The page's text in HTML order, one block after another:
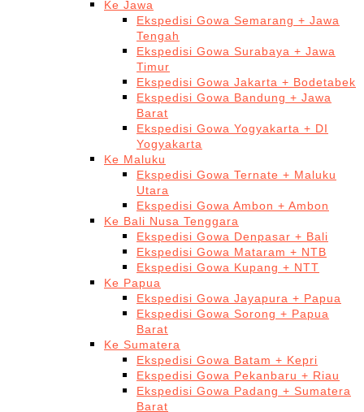
Ke Jawa
Ekspedisi Gowa Semarang + Jawa
Tengah
Ekspedisi Gowa Surabaya + Jawa
Timur
Ekspedisi Gowa Jakarta + Bodetabek
Ekspedisi Gowa Bandung + Jawa
Barat
Ekspedisi Gowa Yogyakarta + DI
Yogyakarta
Ke Maluku
Ekspedisi Gowa Ternate + Maluku
Utara
Ekspedisi Gowa Ambon + Ambon
Ke Bali Nusa Tenggara
Ekspedisi Gowa Denpasar + Bali
Ekspedisi Gowa Mataram + NTB
Ekspedisi Gowa Kupang + NTT
Ke Papua
Ekspedisi Gowa Jayapura + Papua
Ekspedisi Gowa Sorong + Papua
Barat
Ke Sumatera
Ekspedisi Gowa Batam + Kepri
Ekspedisi Gowa Pekanbaru + Riau
Ekspedisi Gowa Padang + Sumatera
Barat